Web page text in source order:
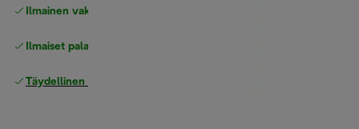
Ilmainen vakiotoimitus
Ilmaiset palautukset
Täydellinen valmistajan takuu